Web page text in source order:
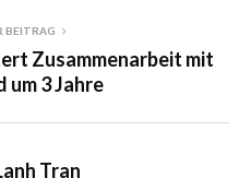
BEITRAG
Zusammenarbeit mit
um 3 Jahre
Tran